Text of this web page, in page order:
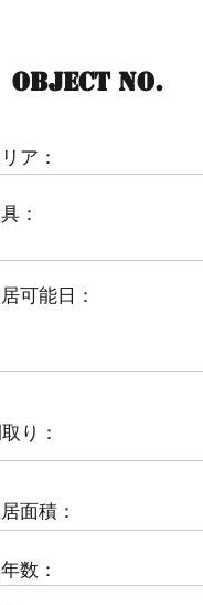
Object No.
ア：
：
可能日：
り：
面積：
数：